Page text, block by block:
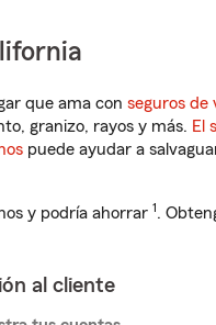
que ama con seguros de
granizo, rayos y más. El
puede ayudar a
y podría ahorrar 1.
al cliente